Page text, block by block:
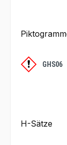
GHS06
H-Sätze